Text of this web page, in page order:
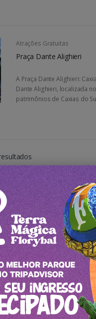
Atrações Gratuitas
Praça Dante Alighieri
A Praça Dante Alighieri:
Dante Alighieri, localizada
patrimônios de Caxias do